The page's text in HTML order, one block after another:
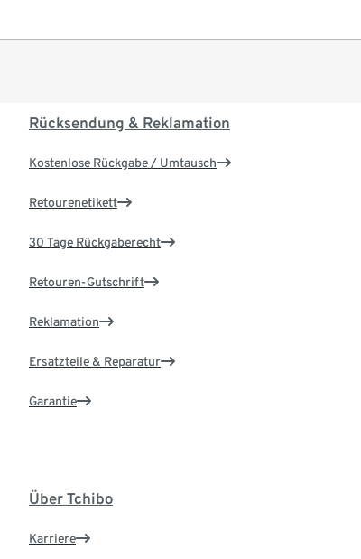
Rücksendung & Reklamation
Kostenlose Rückgabe / Umtausch
Retourenetikett
30 Tage Rückgaberecht
Retouren-Gutschrift
Reklamation
Ersatzteile & Reparatur
Garantie
Über Tchibo
Karriere